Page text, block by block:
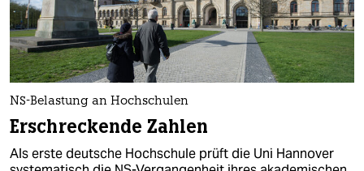
NS-Belastung an Hochschulen
Erschreckende Zahlen
Als erste deutsche Hochschule prüft die Uni Hannover